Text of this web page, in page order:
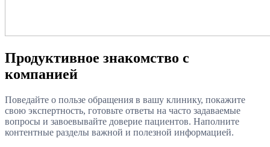
Продуктивное знакомство с
компанией
Поведайте о пользе обращения в вашу клинику, покажите
свою экспертность, готовьте ответы на часто задаваемые
вопросы и завоевывайте доверие пациентов. Наполните
контентные разделы важной и полезной информацией.